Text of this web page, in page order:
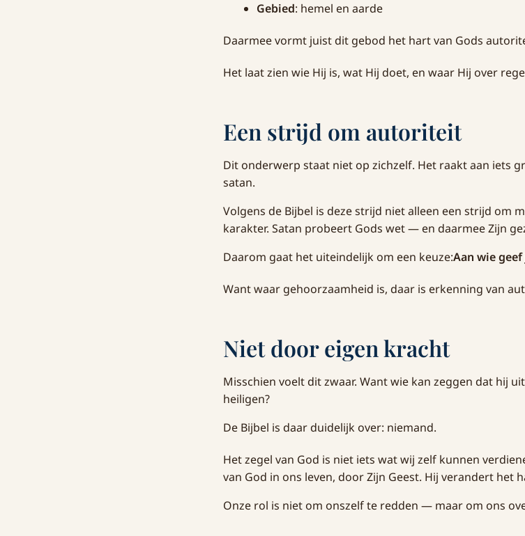
Gebied: hemel en aarde
Daarmee vormt juist dit gebod het hart van Gods
Het laat zien wie Hij is, wat Hij doet, en waar Hij over
Een strijd om autoriteit
Dit onderwerp staat niet op zichzelf. Het raakt aan iets
satan.
Volgens de Bijbel is deze strijd niet alleen een strijd om
karakter. Satan probeert Gods wet — en daarmee Zijn
Daarom gaat het uiteindelijk om een keuze:Aan wie
Want waar gehoorzaamheid is, daar is erkenning van
Niet door eigen kracht
Misschien voelt dit zwaar. Want wie kan zeggen dat hij
heiligen?
De Bijbel is daar duidelijk over: niemand.
Het zegel van God is niet iets wat wij zelf kunnen
van God in ons leven, door Zijn Geest. Hij verandert het
Onze rol is niet om onszelf te redden — maar om ons